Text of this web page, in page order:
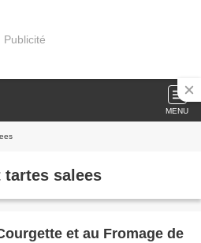
Publicité
MENU
tartes salees
et au Fromage de